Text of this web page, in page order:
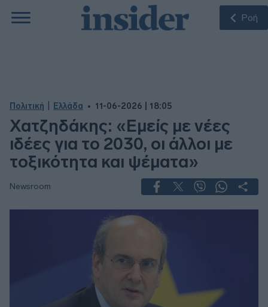
Ροή
Πολιτική Ελλάδα 11-06-2026 | 18:05
Χατζηδάκης: «Εμείς με νέες
ιδέες για το 2030, οι άλλοι με
τοξικότητα και ψέματα»
Newsroom